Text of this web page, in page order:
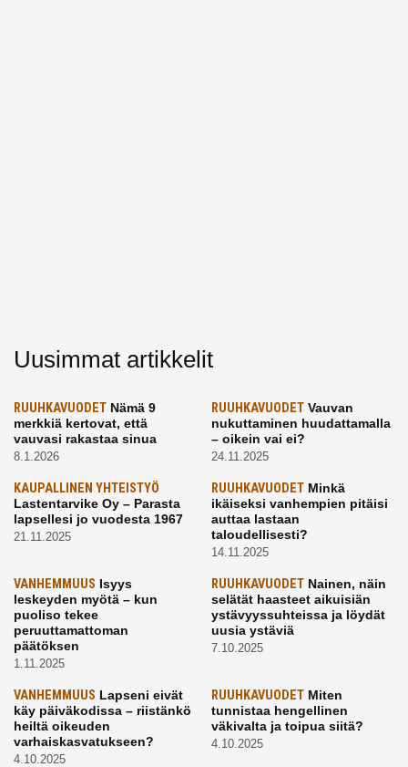
Uusimmat artikkelit
RUUHKAVUODET Nämä 9
merkkiä kertovat, että
vauvasi rakastaa sinua
8.1.2026
RUUHKAVUODETVauvan
nukuttaminen huudattamalla
– oikein vai ei?
24.11.2025
KAUPALLINEN YHTEISTYÖ
Lastentarvike Oy – Parasta
lapsellesi jo vuodesta 1967
21.11.2025
RUUHKAVUODETMinkä
ikäiseksi vanhempien pitäisi
auttaa lastaan
taloudellisesti?
14.11.2025
VANHEMMUUS Isyys
leskeyden myötä – kun
puoliso tekee
peruuttamattoman
päätöksen
1.11.2025
RUUHKAVUODETNainen, näin
selätät haasteet aikuisiän
ystävyyssuhteissa ja löydät
uusia ystäviä
7.10.2025
VANHEMMUUS Lapseni eivät
käy päiväkodissa – riistänkö
heiltä oikeuden
varhaiskasvatukseen?
4.10.2025
RUUHKAVUODETMiten
tunnistaa hengellinen
väkivalta ja toipua siitä?
4.10.2025